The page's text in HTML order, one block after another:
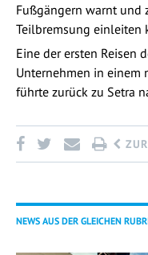
Fußgängern warnt und
Teilbremsung einleiten
Eine der ersten Reisen
Unternehmen in einem
führte zurück zu Setra
NEWS AUS DER GLEICHEN